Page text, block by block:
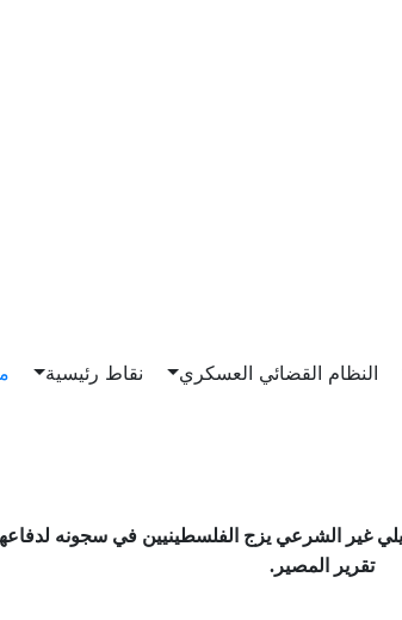
Main
النظام القضائي العسكري نقاط رئيسية
غير الشرعي يزج الفلسطينيين في سجونه
تقرير المصير.